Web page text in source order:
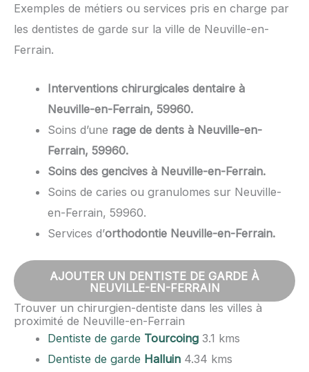
Exemples de métiers ou services pris en charge par
les dentistes de garde sur la ville de Neuville-en-
Ferrain.
Interventions chirurgicales dentaire à
Neuville-en-Ferrain, 59960.
Soins d’une rage de dents à Neuville-en-
Ferrain, 59960.
Soins des gencives à Neuville-en-Ferrain.
Soins de caries ou granulomes sur Neuville-
en-Ferrain, 59960.
Services d’orthodontie Neuville-en-Ferrain.
AJOUTER UN DENTISTE DE GARDE À
NEUVILLE-EN-FERRAIN
Trouver un chirurgien-dentiste dans les villes à
proximité de Neuville-en-Ferrain
Dentiste de garde Tourcoing 3.1 kms
Dentiste de garde Halluin 4.34 kms